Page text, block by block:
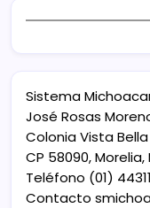
Sistema
José Rosas
Colonia Vista Bella
CP 58090, Morelia,
Teléfono (01)
Contacto